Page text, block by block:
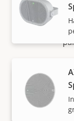
Les solutions
vendus et